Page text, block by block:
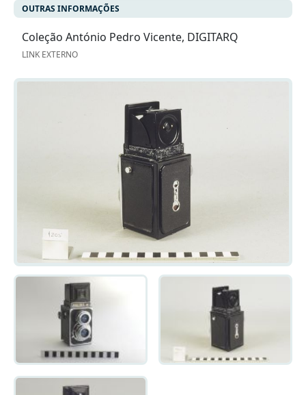
OUTRAS INFORMAÇÕES
Coleção António Pedro Vicente, DIGITARQ
LINK EXTERNO